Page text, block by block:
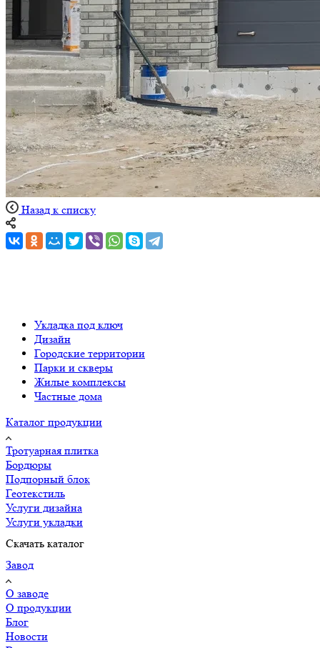
Назад к списку
Укладка под ключ
Дизайн
Городские территории
Парки и скверы
Жилые комплексы
Частные дома
Каталог продукции
Тротуарная плитка
Бордюры
Подпорный блок
Геотекстиль
Услуги дизайна
Услуги укладки
Скачать каталог
Завод
О заводе
О продукции
Блог
Новости